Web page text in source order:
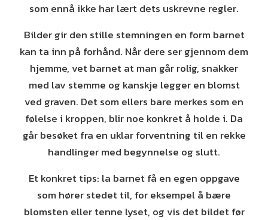
som ennå ikke har lært dets uskrevne regler.
Bilder gir den stille stemningen en form barnet
kan ta inn på forhånd. Når dere ser gjennom dem
hjemme, vet barnet at man går rolig, snakker
med lav stemme og kanskje legger en blomst
ved graven. Det som ellers bare merkes som en
følelse i kroppen, blir noe konkret å holde i. Da
går besøket fra en uklar forventning til en rekke
handlinger med begynnelse og slutt.
Et konkret tips: la barnet få en egen oppgave
som hører stedet til, for eksempel å bære
blomsten eller tenne lyset, og vis det bildet før